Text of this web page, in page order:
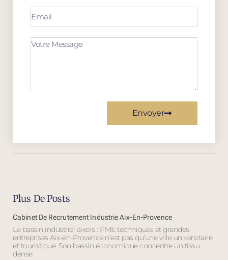
Envoyer
Plus De Posts
Cabinet De Recrutement Industrie Aix-En-Provence
Le bassin industriel aixois : PME techniques et grandes
entreprises Aix-en-Provence n’est pas qu’une ville universitaire
et touristique. Son bassin économique concentre un tissu
dense